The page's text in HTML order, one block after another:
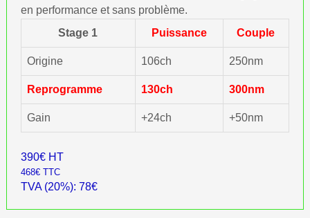
en performance et sans problème.
Stage 1
Puissance Couple
Origine 106ch 250nm
Reprogramme 130ch 300nm
Gain +24ch +50nm
390€ HT
468€ TTC
TVA (20%): 78€